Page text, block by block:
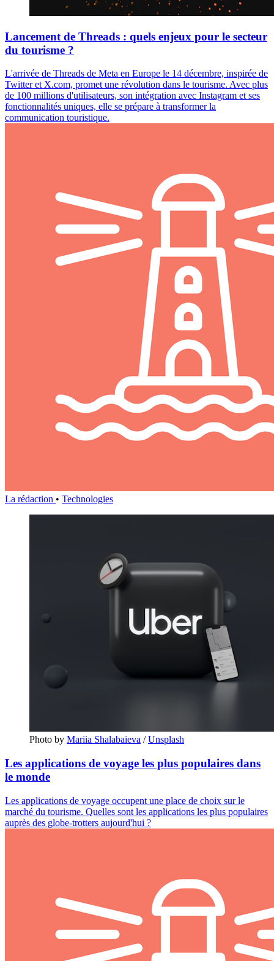
Lancement de Threads : quels enjeux pour le secteur
du tourisme ?
L'arrivée de Threads de Meta en Europe le 14 décembre, inspirée de
Twitter et X.com, promet une révolution dans le tourisme. Avec plus
de 100 millions d'utilisateurs, son intégration avec Instagram et ses
fonctionnalités uniques, elle se prépare à transformer la
communication touristique.
La rédaction • Technologies
Photo by Mariia Shalabaieva /Unsplash
Les applications de voyage les plus populaires dans
le monde
Les applications de voyage occupent une place de choix sur le
marché du tourisme. Quelles sont les applications les plus populaires
auprès des globe-trotters aujourd'hui ?